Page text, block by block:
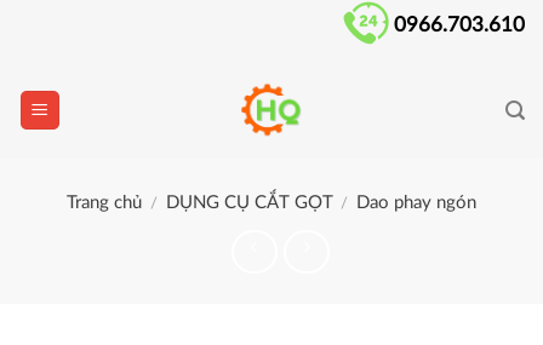
0966.703.610
Trang chủ / DỤNG CỤ CẮT GỌT / Dao phay ngón